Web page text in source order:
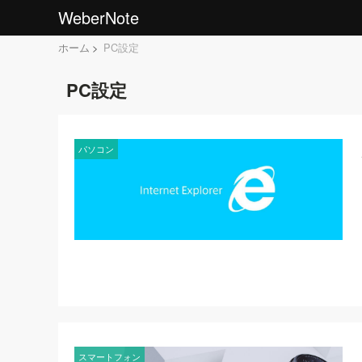
WeberNote
ホーム PC設定
PC設定
パソコン
スマートフォン